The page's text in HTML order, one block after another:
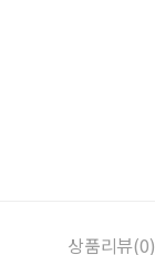
상품리뷰(0)